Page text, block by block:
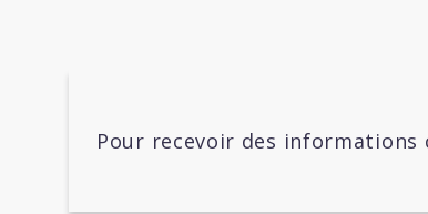
Pour recevoir des informations